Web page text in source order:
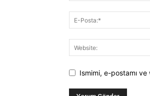
Ismimi, e-postamı